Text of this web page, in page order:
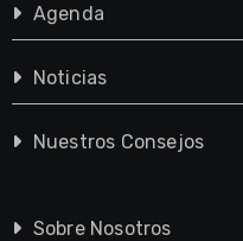
Agenda
Noticias
Nuestros Consejos
Sobre Nosotros